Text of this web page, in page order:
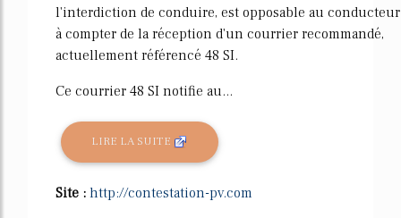
l'interdiction de conduire, est opposable au conducteur
à compter de la réception d'un courrier recommandé,
actuellement référencé 48 SI.
Ce courrier 48 SI notifie au...
LIRE LA SUITE
Site : http://contestation-pv.com